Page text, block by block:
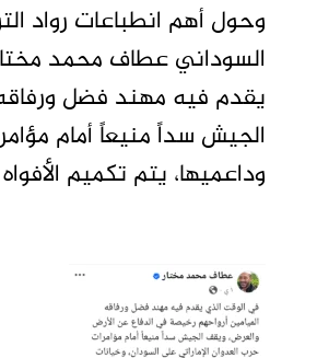
وحول أهم انطباعات رواد
السوداني عطاف محمد مختار
يقدم فيه مهند فضل
الجيش سداً منيعاً أمام
وداعميها، يتم تكميم